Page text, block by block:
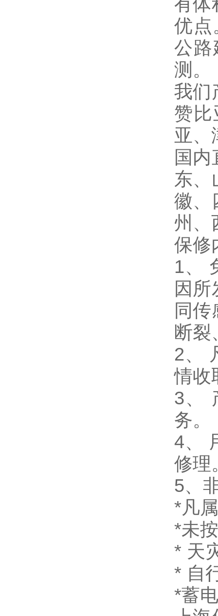
优点
公路
测。
我们
赞
亚、
国
东、
徽、
州、
保修
1、
因
同
断裂
2、
情收
3、
务。
4、
修理
5、
*凡
*未
* 天
* 自
*蓄